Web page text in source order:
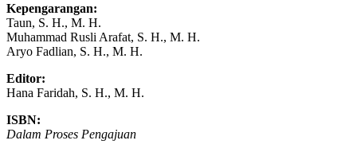
Kepengarangan:
Taun, S. H., M. H.
Muhammad Rusli Arafat, S. H., M. H.
Aryo Fadlian, S. H., M. H.
Editor:
Hana Faridah, S. H., M. H.
ISBN:
Dalam Proses Pengajuan